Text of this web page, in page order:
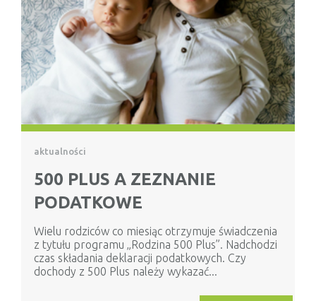
aktualności
500 PLUS A ZEZNANIE
PODATKOWE
Wielu rodziców co miesiąc otrzymuje świadczenia
z tytułu programu „Rodzina 500 Plus”. Nadchodzi
czas składania deklaracji podatkowych. Czy
dochody z 500 Plus należy wykazać...